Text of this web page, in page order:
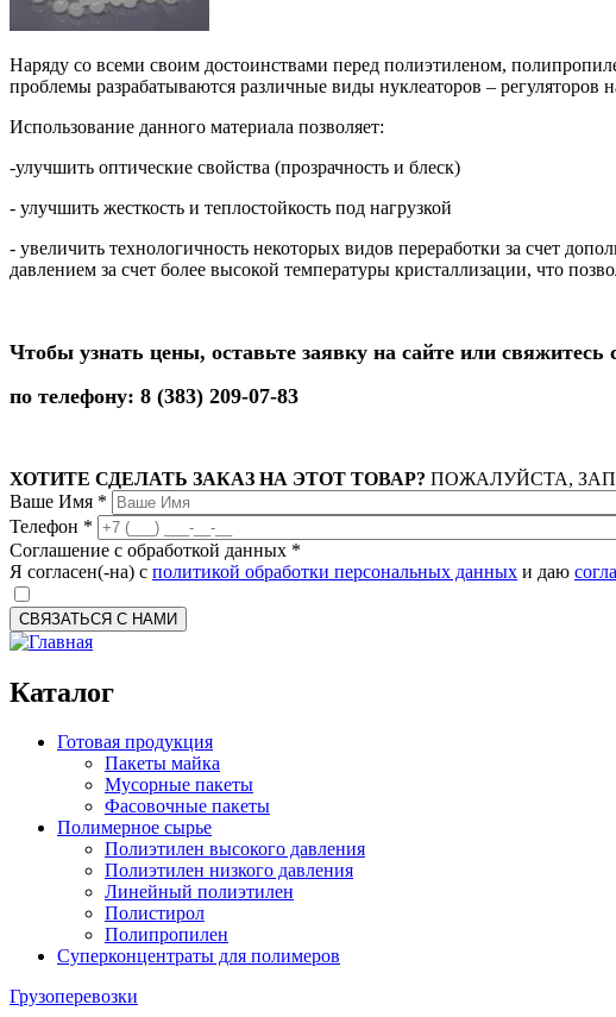
Наряду со всеми своим достоинствами перед полиэтиленом,
проблемы разрабатываются различные виды нуклеаторов –
Использование данного материала позволяет:
-улучшить оптические свойства (прозрачность и блеск)
- улучшить жесткость и теплостойкость под нагрузкой
- увеличить технологичность некоторых видов переработки за счет
давлением за счет более высокой температуры кристаллизации, что
Чтобы узнать цены, оставьте заявку на сайте или свяжитесь
по телефону: 8 (383) 209-07-83
ХОТИТЕ СДЕЛАТЬ ЗАКАЗ НА ЭТОТ ТОВАР? ПОЖАЛУЙСТА,
Ваше Имя *
Телефон *
Соглашение с обработкой данных *
Я согласен(-на) с политикой обработки персональных данных и даю
CAPTCHA
This question is for testing whether or not you are a human visitor and to
7-1
Каталог
Готовая продукция
Пакеты майка
Мусорные пакеты
Фасовочные пакеты
Полимерное сырье
Полиэтилен высокого давления
Полиэтилен низкого давления
Линейный полиэтилен
Полистирол
Полипропилен
Суперконцентраты для полимеров
Грузоперевозки